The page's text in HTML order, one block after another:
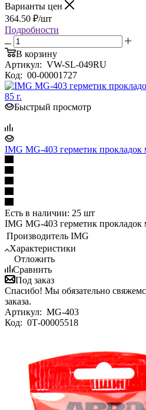
Варианты цен
364.50 ₽/шт
Подробности
В корзину
Артикул: VW-SL-049RU
Код: 00-00001727
Быстрый просмотр
IMG MG-403 герметик прокладок
Есть в наличии: 25 шт
IMG MG-403 герметик прокладок
Производитель IMG
Характеристики
Отложить
Сравнить
Под заказ
Спасибо! Мы обязательно
заказа.
Артикул: MG-403
Код: 0Т-00005518